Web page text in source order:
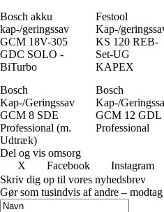
Bosch akku
kap-/geringssav
GCM 18V-305
GDC SOLO -
BiTurbo
Festool
Kap-/
KS 120 REB-
Set-UG
KAPEX
Bosch
Kap-/Geringssav
GCM 8 SDE
Professional (m.
Udtræk)
Bosch
Kap-/
GCM 12 GDL
Professional
Del og vis omsorg
X
Facebook Instagram
Skriv dig op til vores nyhedsbrev
Gør som tusindvis af andre –